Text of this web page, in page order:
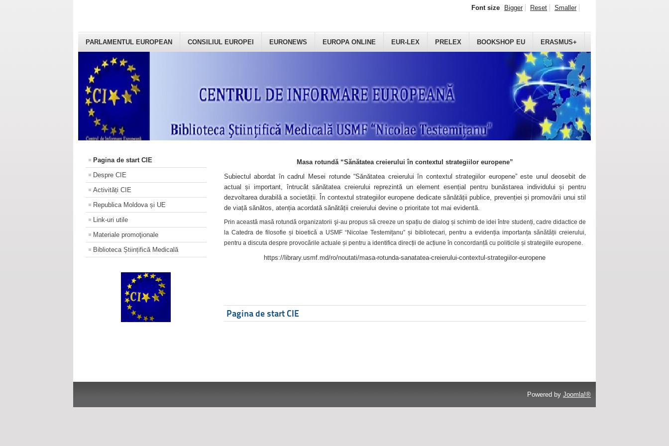
PARLAMENTUL EUROPEAN CONSILIUL EUROPEI EURONEWS EUROPA ONLINE EUR-LEX PRELEX BOOKSHOP EU ERASMUS+
Font size Bigger Reset Smaller
Pagina de start CIE
Despre CIE
Activități CIE
Republica Moldova și UE
Link-uri utile
Materiale promoţionale
Biblioteca Științifică Medicală
Masa rotundă “Sănătatea creierului în contextul strategiilor europene”
Subiectul abordat în cadrul Mesei rotunde “Sănătatea creierului în contextul strategiilor europene” este unul deosebit de
actual și important, întrucât sănătatea creierului reprezintă un element esențial pentru bunăstarea individului și pentru
dezvoltarea durabilă a societății. În contextul strategiilor europene dedicate sănătății publice, prevenției și promovării unui stil
de viață sănătos, atenția acordată sănătății creierului devine o prioritate tot mai evidentă.
Prin această masă rotundă organizatorii şi-au propus să creeze un spațiu de dialog și schimb de idei între studenți, cadre didactice de
la Catedra de filosofie și bioetică a USMF “Nicolae Testemițanu” și bibliotecari, pentru a evidenția importanța sănătății creierului,
pentru a discuta despre provocările actuale și pentru a identifica direcții de acțiune în concordanță cu politicile și strategiile europene.
https://library.usmf.md/ro/noutati/masa-rotunda-sanatatea-creierului-contextul-strategiilor-europene
Pagina de start CIE
Powered by Joomla!®